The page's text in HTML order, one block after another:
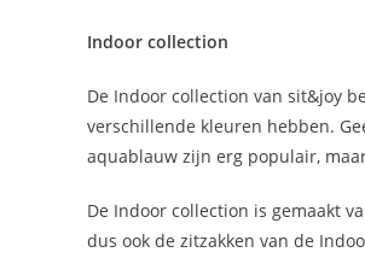
Indoor collection
De Indoor collection van sit&joy
verschillende kleuren hebben.
aquablauw zijn erg populair,
De Indoor collection is gemaakt
dus ook de zitzakken van de